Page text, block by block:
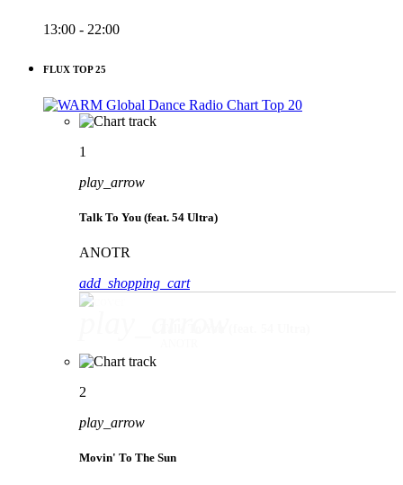
13:00 - 22:00
FLUX TOP 25
1
play_arrow
Talk To You (feat. 54 Ultra)
ANOTR
add_shopping_cart
2
play_arrow
Movin' To The Sun